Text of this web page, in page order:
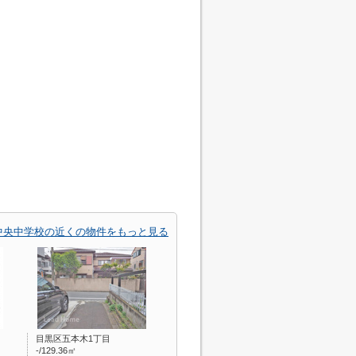
中学校の近くの物件をもっと見る
目黒区五本木1丁目
-/129.36㎡